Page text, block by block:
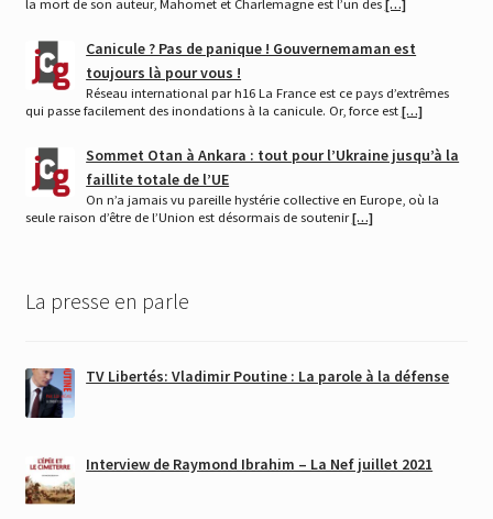
la mort de son auteur, Mahomet et Charlemagne est l’un des […]
Canicule ? Pas de panique ! Gouvernemaman est
toujours là pour vous !
Réseau international par h16 La France est ce pays d’extrêmes
qui passe facilement des inondations à la canicule. Or, force est […]
Sommet Otan à Ankara : tout pour l’Ukraine jusqu’à la
faillite totale de l’UE
On n’a jamais vu pareille hystérie collective en Europe, où la
seule raison d’être de l’Union est désormais de soutenir[…]
La presse en parle
TV Libertés: Vladimir Poutine : La parole à la défense
Interview de Raymond Ibrahim – La Nef juillet 2021